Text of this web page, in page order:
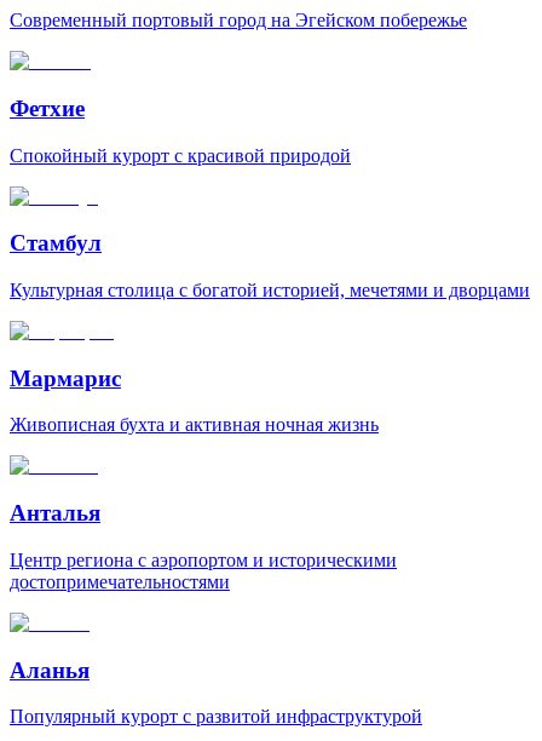
Современный портовый город на Эгейском побережье
Фетхие
Спокойный курорт с красивой природой
Стамбул
Культурная столица с богатой историей, мечетями и дворцами
Мармарис
Живописная бухта и активная ночная жизнь
Анталья
Центр региона с аэропортом и историческими
достопримечательностями
Аланья
Популярный курорт с развитой инфраструктурой